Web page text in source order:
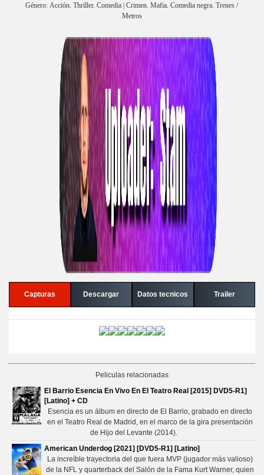
Género: Acción. Thriller. Comedia | Crimen. Mafia. Comedia negra. Trenes /
Metros
Capturas Descargar Datos tecnicos Trailer
Peliculas relacionadas
El Barrio Esencia En Vivo En El Teatro Real [2015] DVD5-R1]
[Latino] + CD
Esencia es un álbum en directo de El Barrio, grabado en directo
en el Teatro Real de Madrid, en el marco de la gira presentación
de Hijo del Levante (2014).
American Underdog [2021] [DVD5-R1] [Latino]
La increíble trayectoria del que fuera MVP (jugador más valioso)
de la NFL y quarterback del Salón de la Fama Kurt Warner, quien